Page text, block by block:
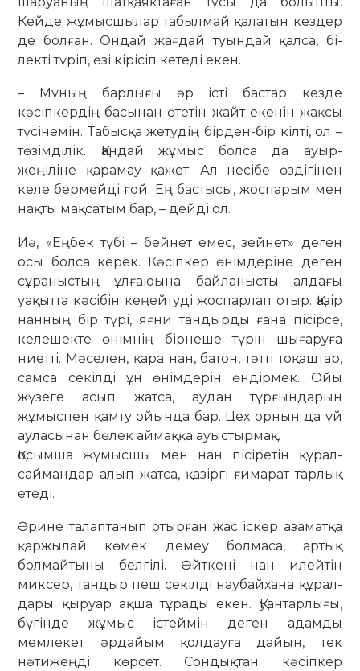
Кейде жұмысшылар та­был­май қалатын кездер
де болған. Ондай жағдай туындай қалса, бі­
лекті түріп, өзі кірісіп кетеді екен.
– Мұның барлығы әр істі бастар кезде
кәсіпкердің басынан өтетін жайт екенін жақсы
түсінемін. Табыс­қа жетудің бірден-бір кілті, ол –
төзім­ділік. Қандай жұмыс болса да ауыр-
жеңіліне қарамау қажет. Ал несібе өздігінен
келе бермейді ғой. Ең бас­тысы, жоспарым мен
нақты мақ­са­тым бар, – дейді ол.
Иә, «Еңбек түбі – бейнет емес, зейнет» деген
осы болса керек. Кәсіпкер өнімдеріне деген
сұраныстың ұлғаюына байла­нысты алдағы
уақытта кәсібін кеңей­туді жоспарлап отыр. Қазір
нанның бір түрі, яғни тан­дырды ғана пісірсе,
келе­шекте өнімнің бірнеше түрін шығаруға
ниетті. Мәселен, қара нан, батон, тәтті тоқаштар,
самса секілді ұн өнім­де­рін өндірмек. Ойы
жүзеге асып жатса, аудан тұрғындарын
жұмыспен қамту ойында бар. Цех орнын да үй
ауласынан бөлек аймаққа ауыс­тырмақ.
Қосымша жұмысшы мен нан пі­сі­ретін құрал-
саймандар алып жатса, қазіргі ғимарат тарлық
етеді.
Әрине талаптанып отырған жас іскер аза­матқа
қаржылай көмек демеу бол­­маса, артық
болмайтыны бел­гілі. Өйткені нан илейтін
миксер, тандыр пеш секілді наубайхана құ­рал­
дары қыруар ақша тұрады екен. Қуан­тар­лығы,
бүгінде жұмыс істеймін деген адамды
мемлекет әрдайым қол­дауға дайын, тек
нәтижеңді көр­сет. Сондықтан кәсіпкер